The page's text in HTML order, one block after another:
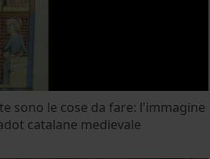
sono le cose da fare: l'immagine
catalane medievale